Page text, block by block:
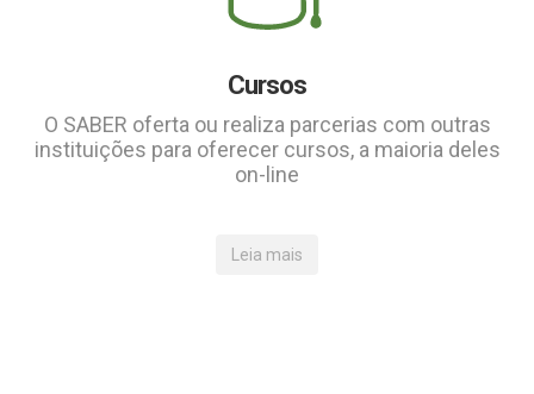
Cursos
O SABER oferta ou realiza parcerias com outras
instituições para oferecer cursos, a maioria deles
on-line
Leia mais